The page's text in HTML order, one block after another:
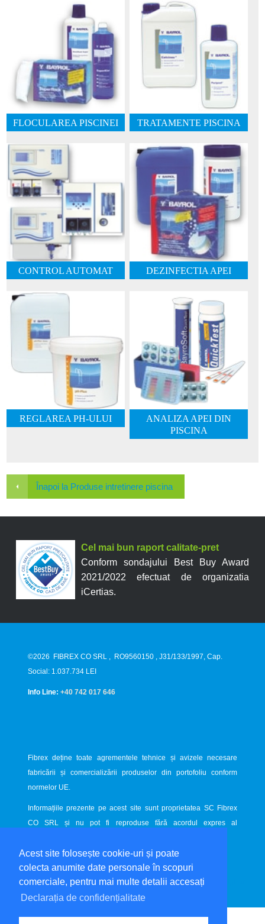
Acest site folosește cookie-uri și poate
colecta anumite date personale în scopuri
comerciale, pentru mai multe detalii accesați
Declarația de confidențialitate
FLOCULAREA PISCINEI TRATAMENTE PISCINA
CONTROL AUTOMAT DEZINFECTIA APEI
REGLAREA PH-ULUI
ANALIZA APEI DIN
PISCINA
Înapoi la Produse intretinere piscina
Cel mai bun raport calitate-pret
Conform sondajului Best Buy Award
2021/2022 efectuat de organizatia
iCertias.
©2026 FIBREX CO SRL RO9560150
, J31/133/1997, Cap.
Social: 1.037.734 LEI
Info Line: +40 742 017 646
Fibrex deține toate agrementele tehnice și avizele necesare
fabricării și comercializării produselor din portofoliu conform
normelor UE.
Informațiile prezente pe acest site sunt proprietatea SC Fibrex
CO SRL și nu pot fi reproduse fără acordul expres al
Website dezvoltat deLiveCOM